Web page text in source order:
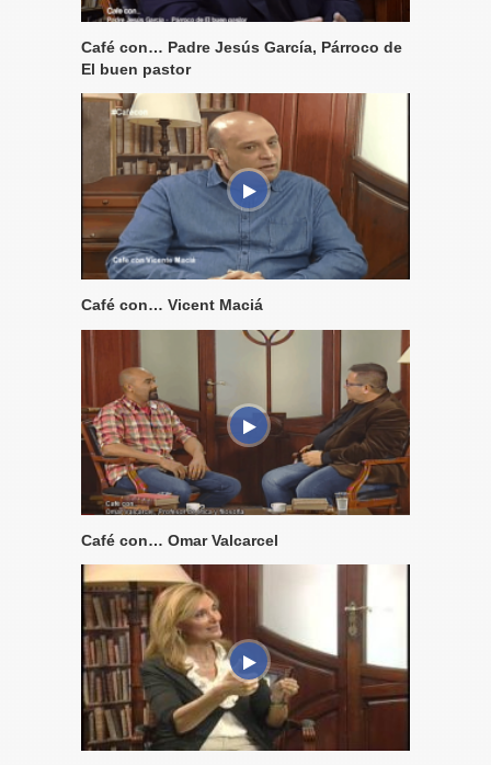
Café con… Padre Jesús García, Párroco de
El buen pastor
Café con… Vicent Maciá
Café con… Omar Valcarcel